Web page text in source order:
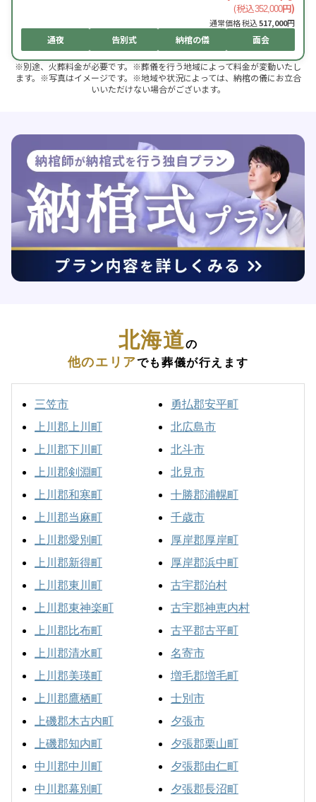
(税込352,000円)
通常価格 税込517,000円
通夜 告別式 納棺の儀 面会
※別途、火葬料金が必要です。※葬儀を行う地域によって料金が変動いたし
ます。※写真はイメージです。※地域や状況によっては、納棺の儀にお立合
いいただけない場合がございます。
北海道の
他のエリアでも葬儀が行えます
三笠市
上川郡上川町
上川郡下川町
上川郡剣淵町
上川郡和寒町
上川郡当麻町
上川郡愛別町
上川郡新得町
上川郡東川町
上川郡東神楽町
上川郡比布町
上川郡清水町
上川郡美瑛町
上川郡鷹栖町
上磯郡木古内町
上磯郡知内町
中川郡中川町
中川郡幕別町
勇払郡安平町
北広島市
北斗市
北見市
十勝郡浦幌町
千歳市
厚岸郡厚岸町
厚岸郡浜中町
古宇郡泊村
古宇郡神恵内村
古平郡古平町
名寄市
増毛郡増毛町
士別市
夕張市
夕張郡栗山町
夕張郡由仁町
夕張郡長沼町